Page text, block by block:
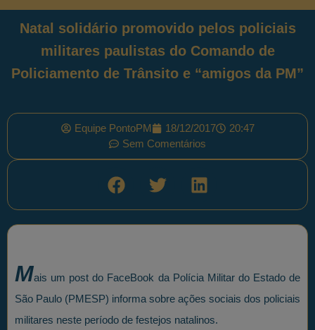
Natal solidário promovido pelos policiais
militares paulistas do Comando de
Policiamento de Trânsito e “amigos da PM”
Equipe PontoPM 18/12/2017
20:47
Sem Comentários
Mais um post do FaceBook da Polícia Militar do Estado de
São Paulo (PMESP) informa sobre ações sociais dos policiais
militares neste período de festejos natalinos.